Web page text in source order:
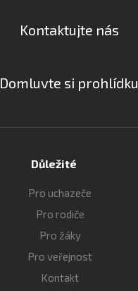
Kontaktujte nás
Domluvte si prohlídku
Důležité
Pro uchazeče
Pro rodiče
Pro žáky
Pro veřejnost
Kontakt